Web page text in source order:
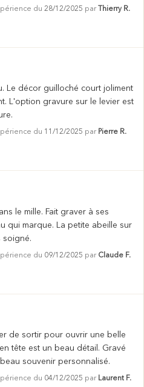
du 28/12/2025 par Thierry R.
Le décor guilloché court joliment
L'option gravure sur le levier est
du 11/12/2025 par Pierre R.
le mille. Fait graver à ses
qui marque. La petite abeille sur
soigné.
du 09/12/2025 par Claude F.
de sortir pour ouvrir une belle
tête est un beau détail. Gravé
souvenir personnalisé.
du 04/12/2025 par Laurent F.